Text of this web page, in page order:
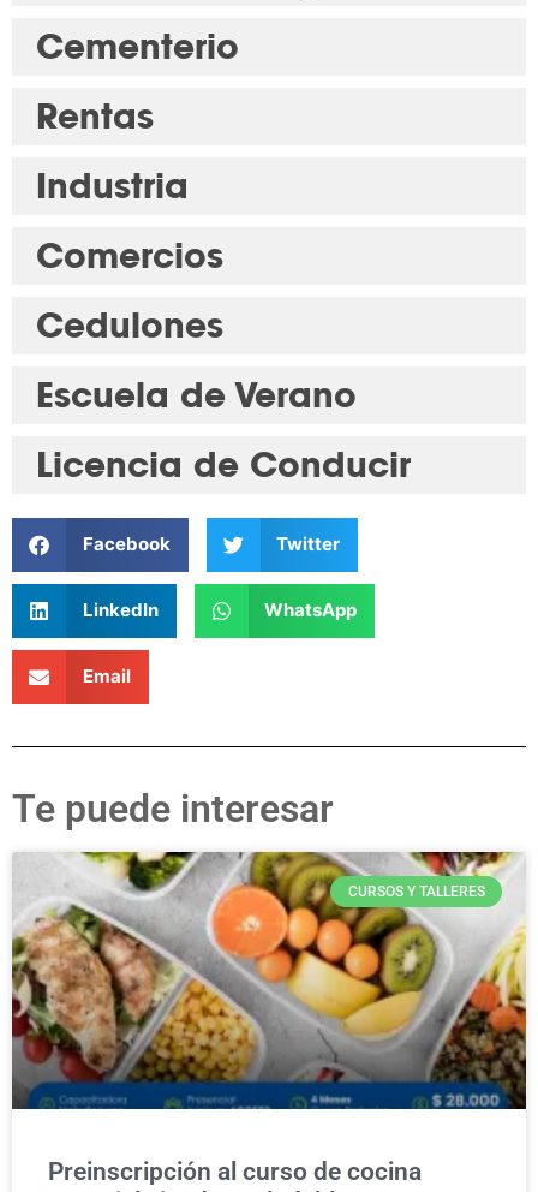
Cementerio
Rentas
Industria
Comercios
Cedulones
Escuela de Verano
Licencia de Conducir
Facebook Twitter
LinkedIn WhatsApp
Email
Te puede interesar
CURSOS Y TALLERES
Preinscripción al curso de cocina